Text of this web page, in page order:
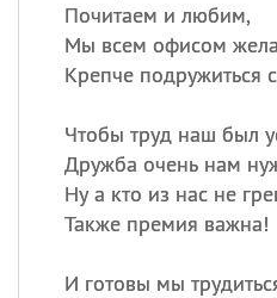
Почитаем и любим,
Мы всем офисом
Крепче подружиться
Чтобы труд наш был
Дружба очень нам
Ну а кто из нас не
Также премия важна!
И готовы мы